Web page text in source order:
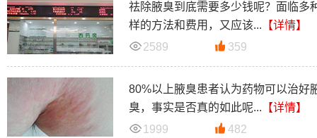
祛除腋臭到底需要多少钱呢？面临多
样的方法和费用，又应该... 【详情】
2589
359
80%以上腋臭患者认为药物可以治好
臭，事实是否真的如此呢... 【详情】
1999
482